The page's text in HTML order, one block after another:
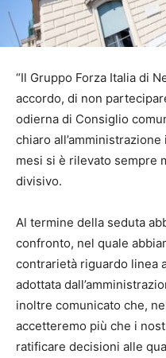
“Il Gruppo Forza Italia di
accordo, di non
odierna di Consiglio
chiaro
mesi si è rilevato sempre
divisivo.
Al termine della seduta
confronto, nel quale
contrarietà riguardo linea
adottata
inoltre comunicato che,
accetteremo più che i
ratificare decisioni alle